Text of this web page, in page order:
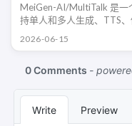
MeiGen-AI/MultiTalk 是一
持单人和多人生成、TTS
2026-06-15